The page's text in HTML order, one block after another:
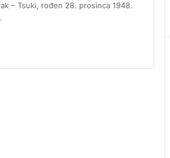
– Tsuki, rođen 28. prosinca 1948.